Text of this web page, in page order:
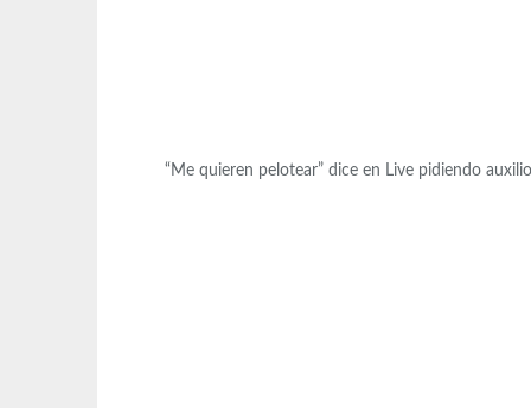
“Me quieren pelotear” dice en Live pidiendo